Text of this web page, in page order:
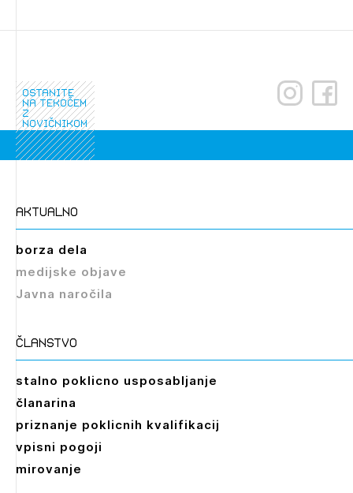
Izbrana vsebina je namenjena le ZAPS
registriranim uporabnikom. Da lahko do nje
PRIJAVITE SE
ostanite
na tekočem
z
novičnikom
aktualno
borza dela
medijske objave
Javna naročila
članstvo
stalno poklicno usposabljanje
članarina
priznanje poklicnih kvalifikacij
vpisni pogoji
mirovanje